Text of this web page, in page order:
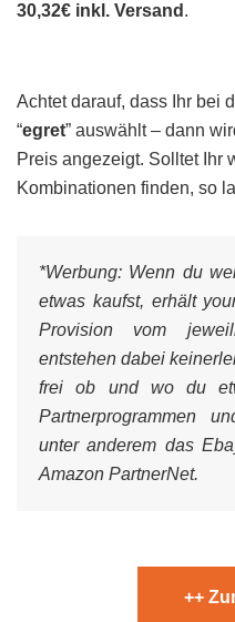
30,32€ inkl. Versand .
Achtet darauf, dass Ihr bei
“egret” auswählt – dann
Preis angezeigt. Solltet Ihr
Kombinationen finden, so
*Werbung: Wenn du
etwas kaufst, erhält
Provision vom
entstehen dabei
frei ob und wo du
Partnerprogrammen
unter anderem das
Amazon PartnerNet.
++